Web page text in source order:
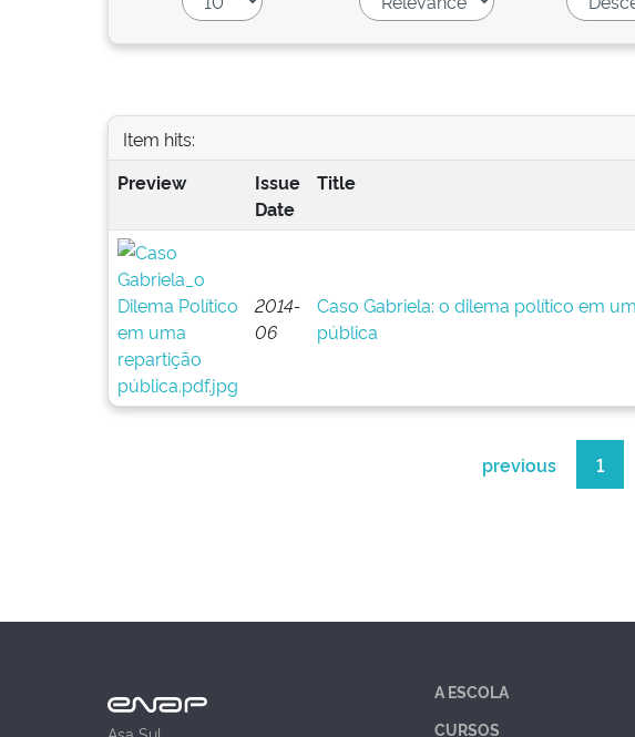
Item hits:
Preview
Issue
Date
Title
2014-
06
Caso Gabriela: o dilema político em
pública
previous 1
A ESCOLA
CURSOS